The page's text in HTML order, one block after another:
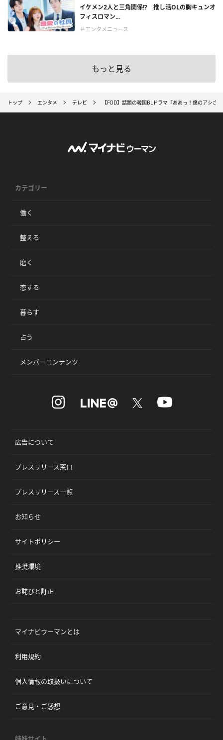
イケメン2人と三角関係!? 推し活OLの胸キュンオ
フィスロマン...
＃エンタメニュース
もっと見る
トップ エンタメ テレビ 【FOD】話題の韓国BLドラマ『ああっ！僕のアシさ
カテゴリー
働く
整える
磨く
恋する
暮らす
占う
メンバーコンテンツ
広告について
プレスリリース窓口
プレスリリース一覧
お知らせ
サイトポリシー
推奨環境
お詫びと訂正
マイナビウーマンとは
利用規約
個人情報の取扱いについて
ご意見・ご感想